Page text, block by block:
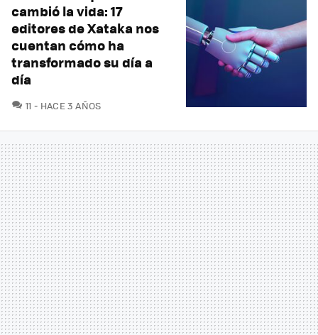
cambió la vida: 17
editores de Xataka nos
cuentan cómo ha
transformado su día a
día
11 COMENTARIOS
HACE 3 AÑOS